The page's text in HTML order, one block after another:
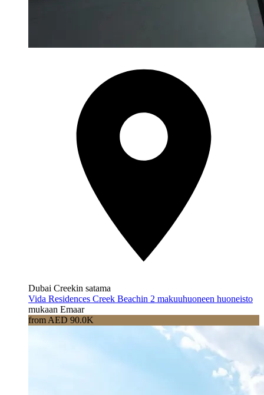
Dubai Creekin satama
Vida Residences Creek Beachin 2 makuuhuoneen huoneisto
mukaan Emaar
from AED 90.0K